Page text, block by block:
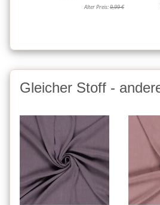
Alter Preis:9,99 €
Gleicher Stoff -